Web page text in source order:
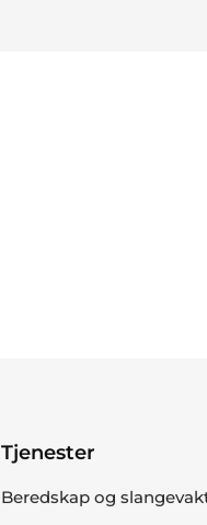
Tjenester
Beredskap og